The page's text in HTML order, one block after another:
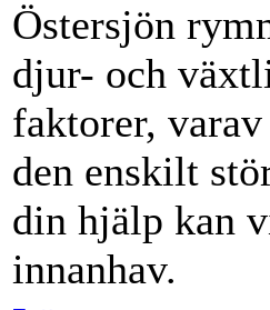
Östersjön
djur- och
faktorer,
den enskilt
din hjälp kan
innanhav.